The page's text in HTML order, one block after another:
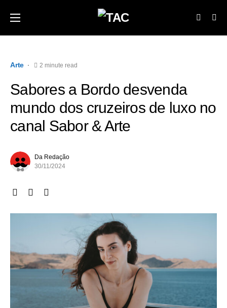
Arte 2 minute read
Sabores a Bordo desvenda
mundo dos cruzeiros de luxo no
canal Sabor & Arte
Da Redação
30/11/2024